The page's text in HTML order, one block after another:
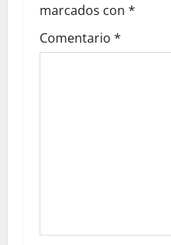
marcados con *
Comentario *